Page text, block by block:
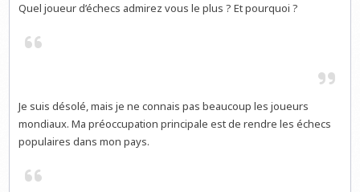
Quel joueur d’échecs admirez vous le plus ? Et pourquoi ?
Je suis désolé, mais je ne connais pas beaucoup les joueurs
mondiaux. Ma préoccupation principale est de rendre les échecs
populaires dans mon pays.